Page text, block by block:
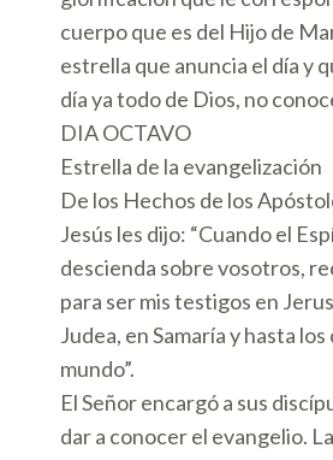
cuerpo que es del Hijo de
estrella que anuncia el día y
día ya todo de Dios, no
DIA OCTAVO
Estrella de la evangelización
De los Hechos de los
Jesús les dijo: “Cuando el
descienda sobre vosotros,
para ser mis testigos en
Judea, en Samaría y hasta
mundo”.
El Señor encargó a sus
dar a conocer el evangelio.